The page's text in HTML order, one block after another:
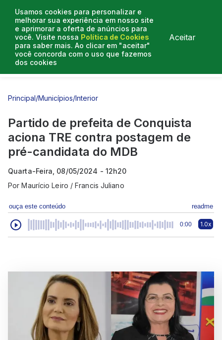
Usamos cookies para personalizar e
melhorar sua experiência em nosso site
e aprimorar a oferta de anúncios para
você. Visite nossa Política de Cookies
para saber mais. Ao clicar em "aceitar"
você concorda com o uso que fazemos
dos cookies
Aceitar
Entrevistas
Principal/Municípios/Interior
Partido de prefeita de Conquista
aciona TRE contra postagem de
pré-candidata do MDB
Quarta-Feira, 08/05/2024 - 12h20
PorMaurício Leiro / Francis Juliano
ouça este conteúdo readme
0:00 1.0x